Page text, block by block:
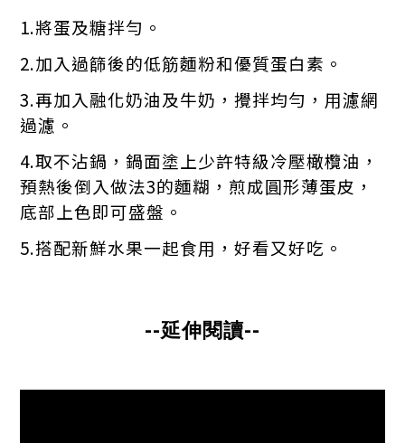
1.將蛋及糖拌勻。
2.加入過篩後的低筋麵粉和優質蛋白素。
3.再加入融化奶油及牛奶，攪拌均勻，用濾網
過濾。
4.取不沾鍋，鍋面塗上少許特級冷壓橄欖油，
預熱後倒入做法3的麵糊，煎成圓形薄蛋皮，
底部上色即可盛盤。
5.搭配新鮮水果一起食用，好看又好吃。
--延伸閱讀­--